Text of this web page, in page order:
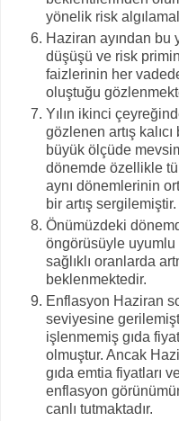
yönelik risk
Haziran ayından
düşüşü ve risk
faizlerinin her
oluştuğu
Yılın ikinci
gözlenen artış
büyük ölçüde
dönemde özellikle
aynı dönemlerinin
bir artış sergilemiştir.
Önümüzdeki
öngörüsüyle
sağlıklı oranlarda
beklenmektedir.
Enflasyon Haziran
seviyesine
işlenmemiş gıda
olmuştur. Ancak
gıda emtia fiyatları
enflasyon
canlı tutmaktadır.